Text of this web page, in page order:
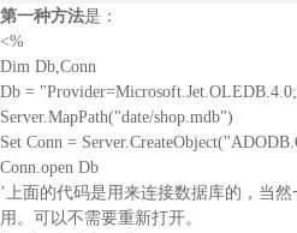
第一种方法是：
<%
Dim Db,Conn
Db =
Server.MapPath("date/shop.mdb")
Set Conn =
Conn.open Db
’上面的代码是用来连接数据库的，当
用。可以不需要重新打开。